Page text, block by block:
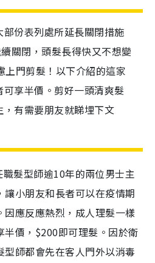
份表列處所延長關閉措施
關閉，頭髮長得快又不想變
上門剪髮！以下介紹的這家
享半價。剪好一頭清爽髮
有需要朋友就睇埋下文
髮型師逾10年的兩位男士主
小朋友和長者可以在疫情期
因應反應熱烈，成人理髮一樣
半價，$200即可理髮。因於衛
師都會先在客人門外以消毒